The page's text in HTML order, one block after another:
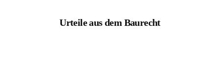
Urteile aus dem Baurecht